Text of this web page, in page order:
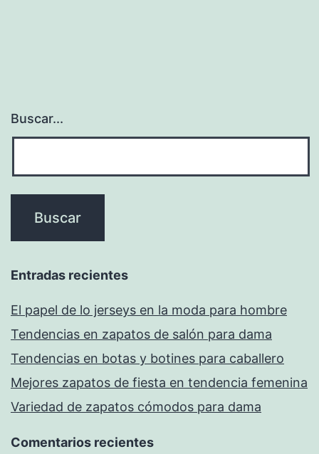
Buscar...
Entradas recientes
El papel de lo jerseys en la moda para hombre
Tendencias en zapatos de salón para dama
Tendencias en botas y botines para caballero
Mejores zapatos de fiesta en tendencia femenina
Variedad de zapatos cómodos para dama
Comentarios recientes